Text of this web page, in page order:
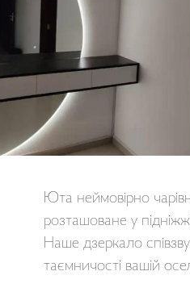
Юта неймовірно
розташоване у
Наше дзеркало
таємничості вашій